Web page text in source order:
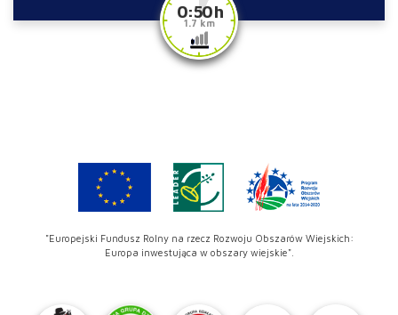
0:50 h
1.7 km
"Europejski Fundusz Rolny na rzecz Rozwoju Obszarów Wiejskich:
Europa inwestująca w obszary wiejskie".